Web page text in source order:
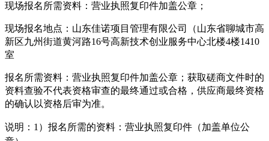
现场报名所需资料：营业执照复印件加盖公章；
现场报名地点：山东佳诺项目管理有限公司（山东省聊城市高
新区九州街道黄河路16号高新技术创业服务中心北楼4楼1410
室
报名所需资料：营业执照复印件加盖公章；获取磋商文件时的
资料查验不代表资格审查的最终通过或合格，供应商最终资格
的确认以资格后审为准。
说明： 1）报名所需的资料：营业执照复印件（加盖单位公